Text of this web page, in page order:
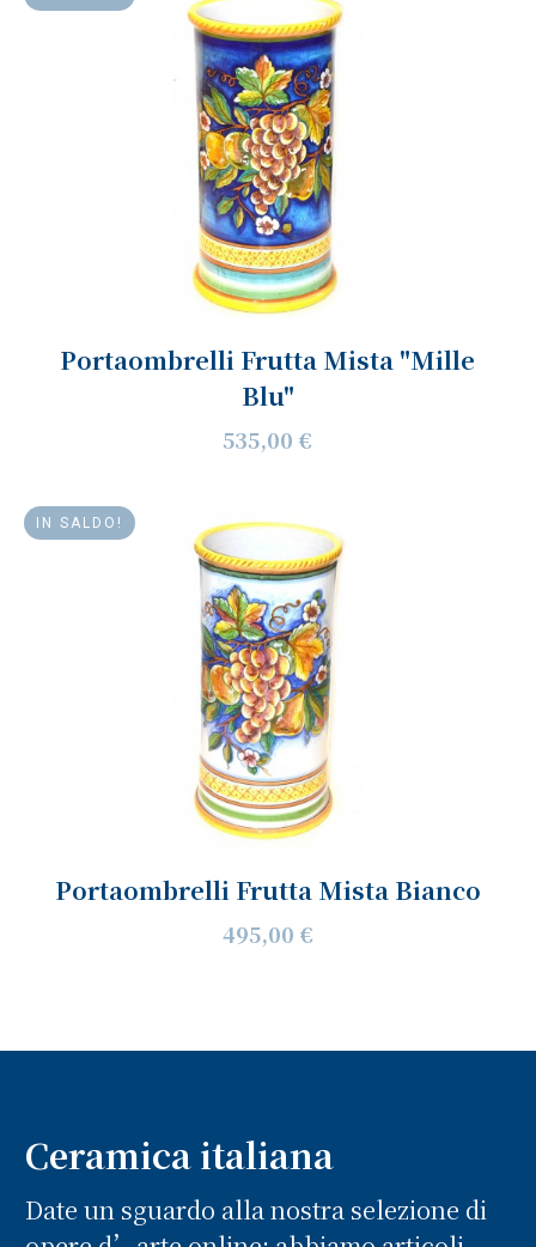
Portaombrelli Frutta Mista "Mille
Blu"
535,00 €
IN SALDO!
Portaombrelli Frutta Mista Bianco
495,00 €
Ceramica italiana
Date un sguardo alla nostra selezione di